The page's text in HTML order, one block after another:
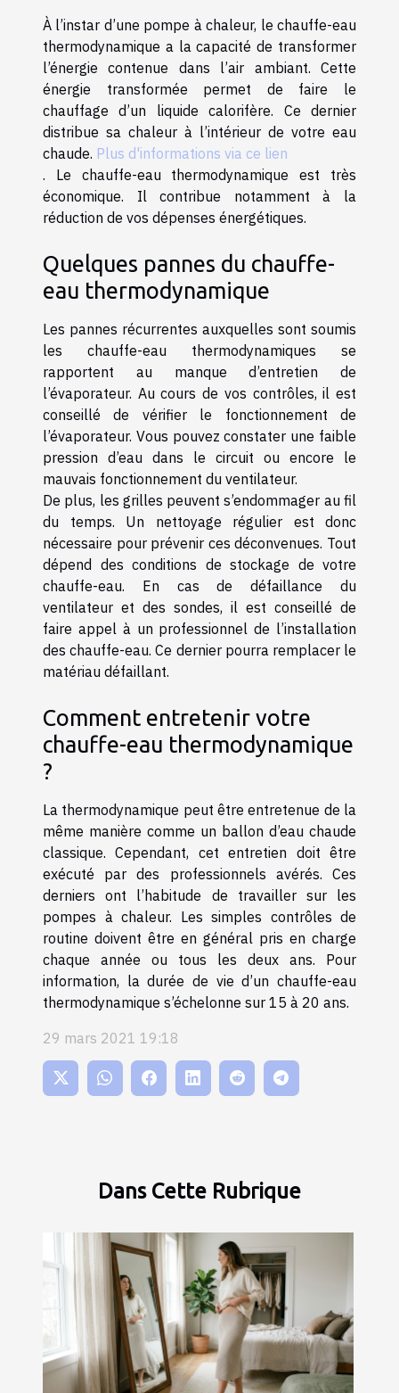
À l’instar d’une pompe à chaleur, le chauffe-eau
thermodynamique a la capacité de transformer
l’énergie contenue dans l’air ambiant. Cette
énergie transformée permet de faire le
chauffage d’un liquide calorifère. Ce dernier
distribue sa chaleur à l’intérieur de votre eau
chaude. Plus d'informations via ce lien
. Le chauffe-eau thermodynamique est très
économique. Il contribue notamment à la
réduction de vos dépenses énergétiques.
Quelques pannes du chauffe-
eau thermodynamique
Les pannes récurrentes auxquelles sont soumis
les chauffe-eau thermodynamiques se
rapportent au manque d’entretien de
l’évaporateur. Au cours de vos contrôles, il est
conseillé de vérifier le fonctionnement de
l’évaporateur. Vous pouvez constater une faible
pression d’eau dans le circuit ou encore le
mauvais fonctionnement du ventilateur.
De plus, les grilles peuvent s’endommager au fil
du temps. Un nettoyage régulier est donc
nécessaire pour prévenir ces déconvenues. Tout
dépend des conditions de stockage de votre
chauffe-eau. En cas de défaillance du
ventilateur et des sondes, il est conseillé de
faire appel à un professionnel de l’installation
des chauffe-eau. Ce dernier pourra remplacer le
matériau défaillant.
Comment entretenir votre
chauffe-eau thermodynamique
?
La thermodynamique peut être entretenue de la
même manière comme un ballon d’eau chaude
classique. Cependant, cet entretien doit être
exécuté par des professionnels avérés. Ces
derniers ont l’habitude de travailler sur les
pompes à chaleur. Les simples contrôles de
routine doivent être en général pris en charge
chaque année ou tous les deux ans. Pour
information, la durée de vie d’un chauffe-eau
thermodynamique s’échelonne sur 15 à 20 ans.
29 mars 2021 19:18
Dans Cette Rubrique